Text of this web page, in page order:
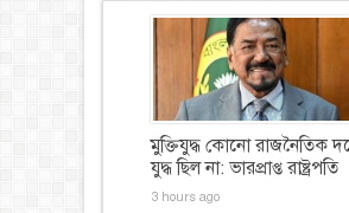
মুক্তিযুদ্ধ কোনো রাজনৈতিক
যুদ্ধ ছিল না: ভারপ্রাপ্ত রাষ্ট্রপতি
3 hours ago